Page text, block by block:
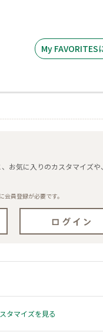
My FAVORITES
お気に入りのカスタマイズ
員登録が必要です。
タマイズを見る